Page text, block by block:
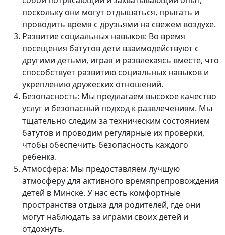
поскольку они могут отдышаться, прыгать и
проводить время с друзьями на свежем воздухе.
Развитие социальных навыков: Во время
посещения батутов дети взаимодействуют с
другими детьми, играя и развлекаясь вместе, что
способствует развитию социальных навыков и
укреплению дружеских отношений.
Безопасность: Мы предлагаем высокое качество
услуг и безопасный подход к развлечениям. Мы
тщательно следим за техническим состоянием
батутов и проводим регулярные их проверки,
чтобы обеспечить безопасность каждого
ребенка.
Атмосфера: Мы предоставляем лучшую
атмосферу для активного времяпрепровождения
детей в Минске. У нас есть комфортные
пространства отдыха для родителей, где они
могут наблюдать за играми своих детей и
отдохнуть.